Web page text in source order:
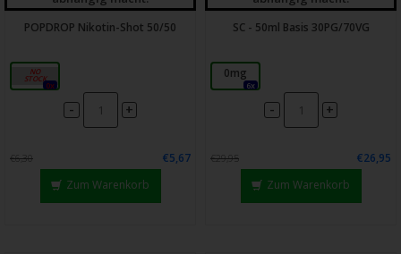
POPDROP Nikotin-Shot 50/50
20mg
0x
- +
€6,30
€5,67
Zum Warenkorb
SC - 50ml Basis 30PG/70VG
0mg
6x
- +
€29,95
€26,95
Zum Warenkorb